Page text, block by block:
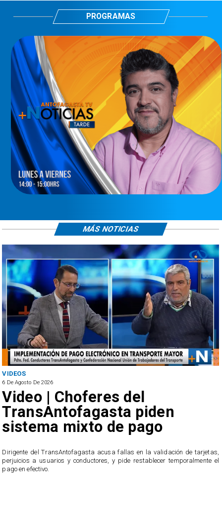
PROGRAMAS
VIDEOS
6 De Agosto De 2026
Video | Choferes del
TransAntofagasta piden
sistema mixto de pago
​Dirigente del TransAntofagasta acusa fallas en la validación de tarjetas,
perjuicios a usuarios y conductores, y pide restablecer temporalmente el
pago en efectivo.
MÁS NOTICIAS